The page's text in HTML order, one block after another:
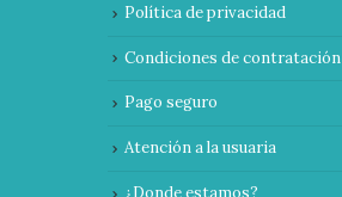
Política de privacidad
Condiciones de contratación
Pago seguro
Atención a la usuaria
¿Donde estamos?